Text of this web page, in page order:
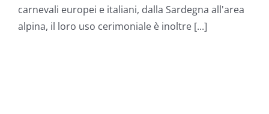
carnevali europei e italiani, dalla Sardegna all'area
alpina, il loro uso cerimoniale è inoltre [...]